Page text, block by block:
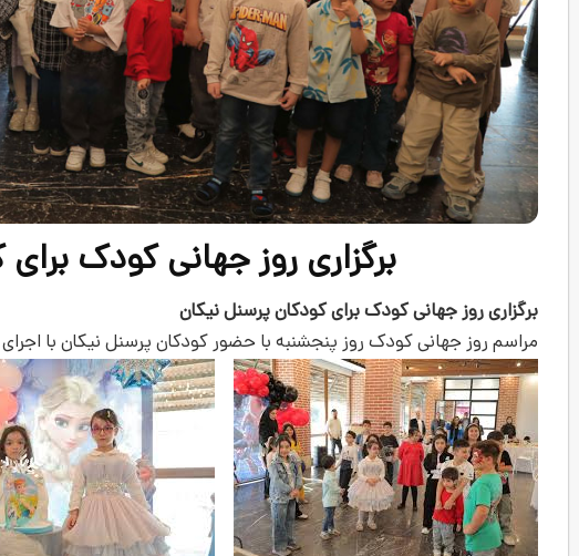
برگزاری روز جهانی کودک
برگزاری روز جهانی کودک برای کودکان پرسنل نیکان
مراسم روز جهانی کودک روز پنجشنبه با حضور کودکان پرسنل نیکان با